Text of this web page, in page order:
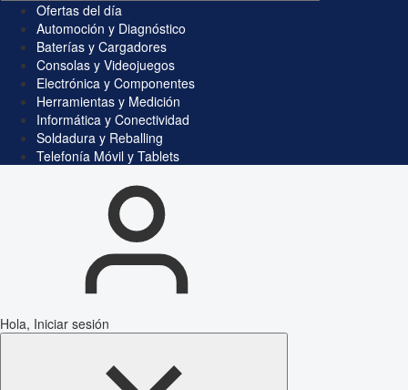
Ofertas del día
Automoción y Diagnóstico
Baterías y Cargadores
Consolas y Videojuegos
Electrónica y Componentes
Herramientas y Medición
Informática y Conectividad
Soldadura y Reballing
Telefonía Móvil y Tablets
Hola, Iniciar sesión